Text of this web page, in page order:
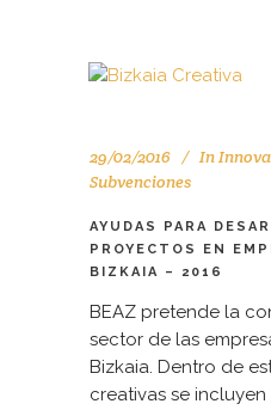
29/02/2016 In
Subvenciones
AYUDAS PARA
PROYECTOS EN
BIZKAIA – 2016
BEAZ pretende la
sector de las
Bizkaia. Dentro de
creativas se